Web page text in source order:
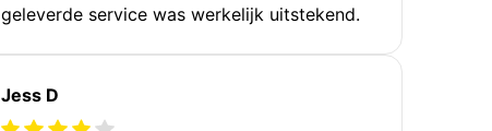
geleverde service was werkelijk uitstekend.
Jess D